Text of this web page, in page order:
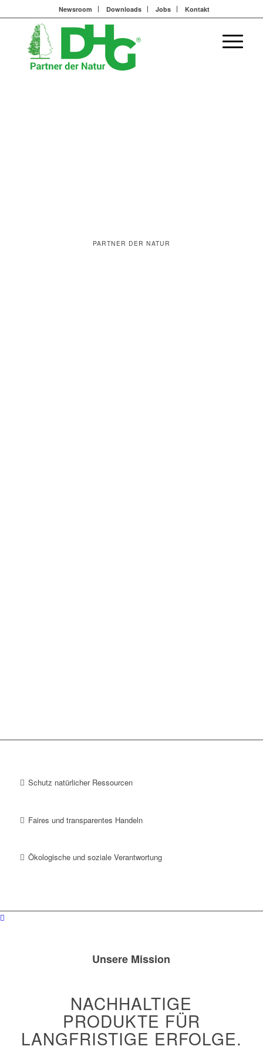
Newsroom Downloads Jobs Kontakt
PARTNER DER NATUR
Schutz natürlicher Ressourcen
Faires und transparentes Handeln
Ökologische und soziale Verantwortung
Unsere Mission
NACHHALTIGE
PRODUKTE FÜR
LANGFRISTIGE ERFOLGE.